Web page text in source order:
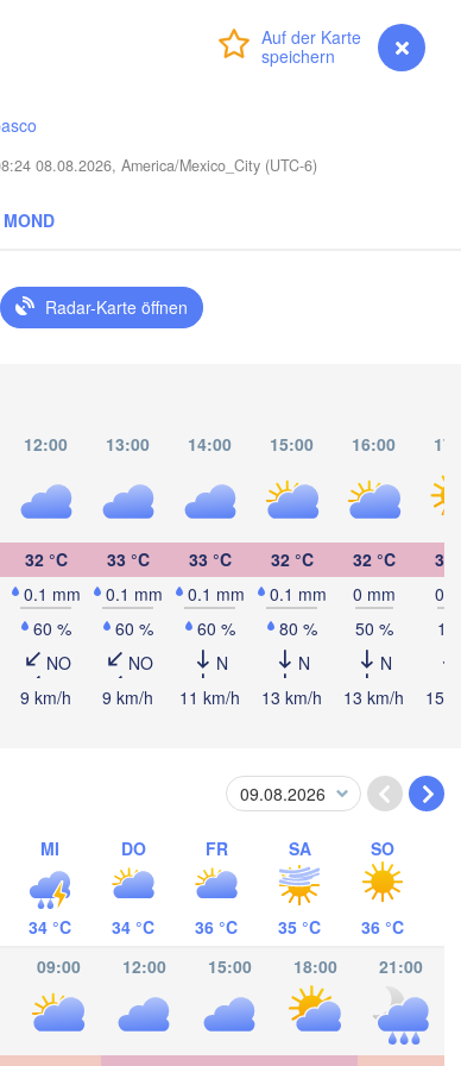
myVentusky Vorhersage
08.08.2026, America/Mexico_City (UTC-6)
Radar-Karte öffnen
12:00 13:00 14:00 15:00 16:00
32 °C
0.1 mm
60 %
NO
9 km/h
33 °C
0.1 mm
60 %
NO
9 km/h
33 °C
0.1 mm
60 %
N
11 km/h
32 °C
0.1 mm
80 %
N
13 km/h
32 °C
0 mm
50 %
N
13 km/h
31
0
10
15
MI
34 °C
DO
34 °C
FR
36 °C
SA
35 °C
SO
36 °C
09:00 12:00 15:00 18:00 21:00
Miami
Kingston
Holguín
Jérémie
Barranquilla